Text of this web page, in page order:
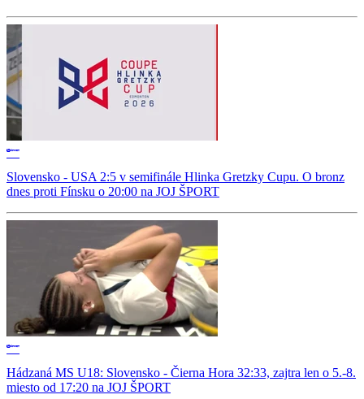
Slovensko - USA 2:5 v semifinále Hlinka Gretzky Cupu. O bronz
dnes proti Fínsku o 20:00 na JOJ ŠPORT
Hádzaná MS U18: Slovensko - Čierna Hora 32:33, zajtra len o 5.-8.
miesto od 17:20 na JOJ ŠPORT